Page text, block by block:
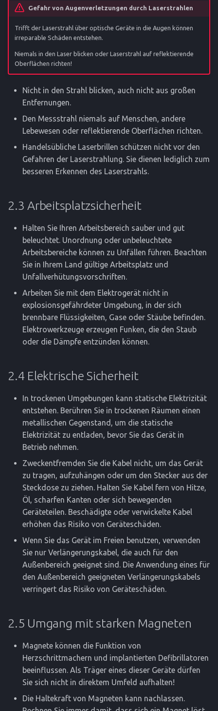
Gefahr von Augenverletzungen durch Laserstrahlen
Trifft der Laserstrahl über optische Geräte in die Augen können
irreparable Schäden entstehen.
Niemals in den Laser blicken oder Laserstrahl auf reflektierende
Oberflächen richten!
Nicht in den Strahl blicken, auch nicht aus großen
Entfernungen.
Den Messstrahl niemals auf Menschen, andere
Lebewesen oder reflektierende Oberflächen richten.
Handelsübliche Laserbrillen schützen nicht vor den
Gefahren der Laserstrahlung. Sie dienen lediglich zum
besseren Erkennen des Laserstrahls.
2.3 Arbeitsplatzsicherheit
Halten Sie Ihren Arbeitsbereich sauber und gut
beleuchtet. Unordnung oder unbeleuchtete
Arbeitsbereiche können zu Unfällen führen. Beachten
Sie in Ihrem Land gültige Arbeitsplatz und
Unfallverhütungsvorschriften.
Arbeiten Sie mit dem Elektrogerät nicht in
explosionsgefährdeter Umgebung, in der sich
brennbare Flüssigkeiten, Gase oder Stäube befinden.
Elektrowerkzeuge erzeugen Funken, die den Staub
oder die Dämpfe entzünden können.
2.4 Elektrische Sicherheit
In trockenen Umgebungen kann statische Elektrizität
entstehen. Berühren Sie in trockenen Räumen einen
metallischen Gegenstand, um die statische
Elektrizität zu entladen, bevor Sie das Gerät in
Betrieb nehmen.
Zweckentfremden Sie die Kabel nicht, um das Gerät
zu tragen, aufzuhängen oder um den Stecker aus der
Steckdose zu ziehen. Halten Sie Kabel fern von Hitze,
Öl, scharfen Kanten oder sich bewegenden
Geräteteilen. Beschädigte oder verwickelte Kabel
erhöhen das Risiko von Geräteschäden.
Wenn Sie das Gerät im Freien benutzen, verwenden
Sie nur Verlängerungskabel, die auch für den
Außenbereich geeignet sind. Die Anwendung eines für
den Außenbereich geeigneten Verlängerungskabels
verringert das Risiko von Geräteschäden.
2.5 Umgang mit starken Magneten
Magnete können die Funktion von
Herzschrittmachern und implantierten Defibrillatoren
beeinflussen. Als Träger eines dieser Geräte dürfen
Sie sich nicht in direktem Umfeld aufhalten!
Die Haltekraft von Magneten kann nachlassen.